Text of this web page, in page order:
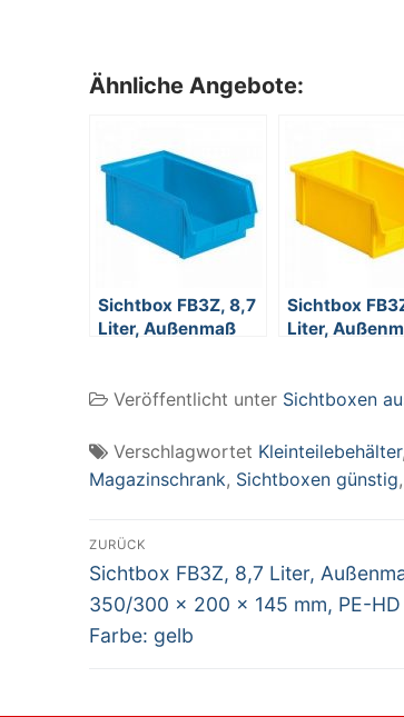
Ähnliche Angebote:
Sichtbox FB3Z, 8,7
Liter, Außenmaß
HD Kunststoff,
Sichtbox
Liter,
HD
Veröffentlicht unter Sichtboxen
Verschlagwortet Kleinteilebehälter,
Magazinschrank, Sichtboxen günstig,
Beitragsnavigation
ZURÜCK
Vorheriger
Beitrag:
Sichtbox FB3Z, 8,7 Liter,
350/300 x 200 x 145 mm, PE-HD
Farbe: gelb